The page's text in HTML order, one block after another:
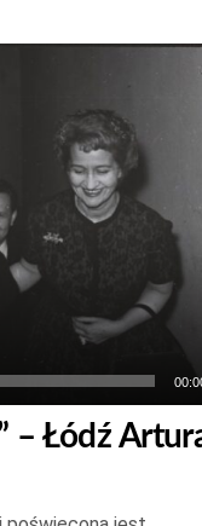
– Łódź